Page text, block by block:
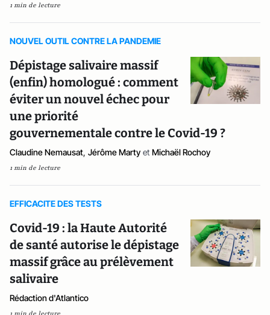
1 min de lecture
NOUVEL OUTIL CONTRE LA PANDEMIE
Dépistage salivaire massif
(enfin) homologué : comment
éviter un nouvel échec pour
une priorité
gouvernementale contre le Covid-19 ?
Claudine Nemausat, Jérôme Marty et Michaël Rochoy
1 min de lecture
EFFICACITE DES TESTS
Covid-19 : la Haute Autorité
de santé autorise le dépistage
massif grâce au prélèvement
salivaire
Rédaction d'Atlantico